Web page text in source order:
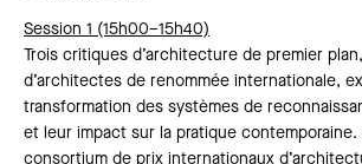
Session 1 (15h00–15h40)
Trois critiques d’architecture de premier
d’architectes de renommée internationale,
transformation des systèmes de
et leur impact sur la pratique contemporaine.
consortium de prix internationaux